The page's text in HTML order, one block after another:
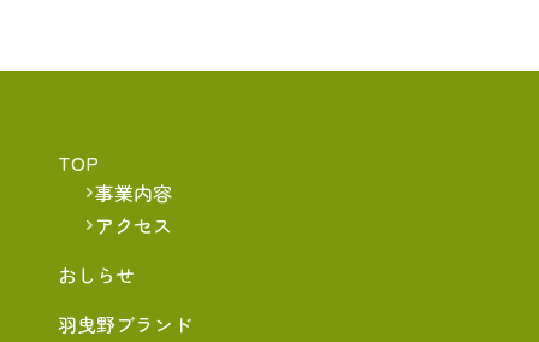
TOP
事業内容
アクセス
おしらせ
羽曳野ブランド